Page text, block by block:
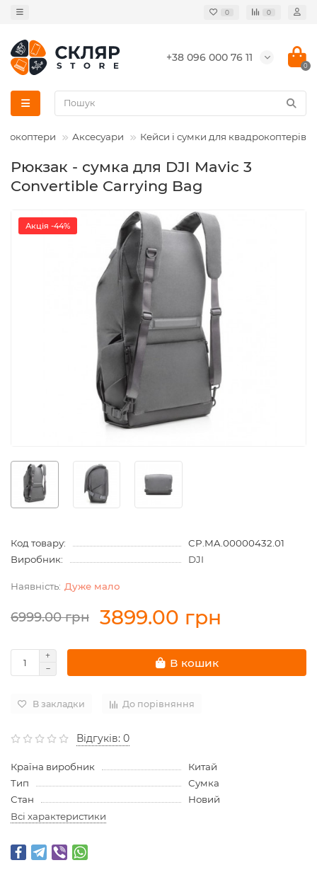
0 0
+38 096 000 76 11
0
Аксесуари Кейси і сумки для квадрокоптерів
Рюкзак - сумка для DJI Mavic 3
Convertible Carrying Bag
Акція -44%
Код товару:
CP.MA.00000432.01
Виробник:
DJI
Дуже мало
6999.00 грн 3899.00 грн
В кошик
В закладки До порівняння
Відгуків: 0
Країна виробник
Китай
Тип
Сумка
Стан
Новий
Всі характеристики